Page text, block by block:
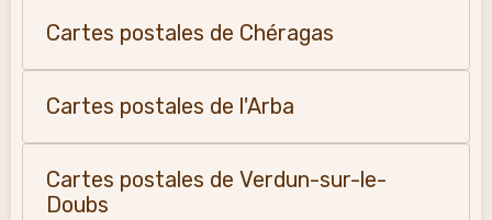
Cartes postales de Chéragas
Cartes postales de l'Arba
Cartes postales de Verdun-sur-le-
Doubs